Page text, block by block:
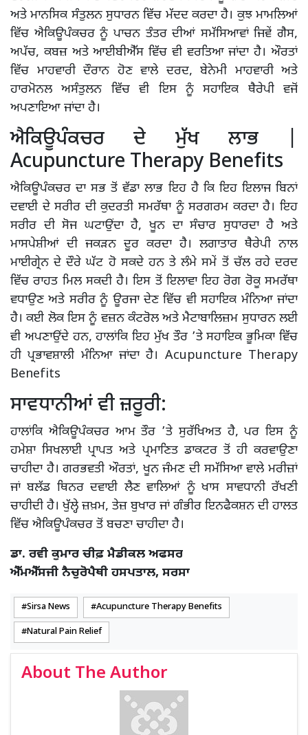
ਅਤੇ ਮਾਨਸਿਕ ਸੰਤੁਲਨ ਸੁਧਾਰਨ ਵਿੱਚ ਮੱਦਦ ਕਰਦਾ ਹੈ। ਕੁਝ ਮਾਮਲਿਆਂ
ਵਿੱਚ ਐਕਿਊਪੰਕਚਰ ਨੂੰ ਪਾਚਨ ਤੰਤਰ ਦੀਆਂ ਸਮੱਸਿਆਵਾਂ ਜਿਵੇਂ ਗੈਸ,
ਅਪੱਚ, ਕਬਜ਼ ਅਤੇ ਆਈਬੀਐੱਸ ਵਿੱਚ ਵੀ ਵਰਤਿਆ ਜਾਂਦਾ ਹੈ। ਔਰਤਾਂ
ਵਿੱਚ ਮਾਹਵਾਰੀ ਦੌਰਾਨ ਹੋਣ ਵਾਲੇ ਦਰਦ, ਬੇਨੇਮੀ ਮਾਹਵਾਰੀ ਅਤੇ
ਹਾਰਮੋਨਲ ਅਸੰਤੁਲਨ ਵਿੱਚ ਵੀ ਇਸ ਨੂੰ ਸਹਾਇਕ ਥੈਰੇਪੀ ਵਜੋਂ
ਅਪਣਾਇਆ ਜਾਂਦਾ ਹੈ।
ਐਕਿਊਪੰਕਚਰ ਦੇ ਮੁੱਖ ਲਾਭ |
Acupuncture Therapy Benefits
ਐਕਿਊਪੰਕਚਰ ਦਾ ਸਭ ਤੋਂ ਵੱਡਾ ਲਾਭ ਇਹ ਹੈ ਕਿ ਇਹ ਇਲਾਜ ਬਿਨਾਂ
ਦਵਾਈ ਦੇ ਸਰੀਰ ਦੀ ਕੁਦਰਤੀ ਸਮਰੱਥਾ ਨੂੰ ਸਰਗਰਮ ਕਰਦਾ ਹੈ। ਇਹ
ਸਰੀਰ ਦੀ ਸੋਜ ਘਟਾਉਂਦਾ ਹੈ, ਖੂਨ ਦਾ ਸੰਚਾਰ ਸੁਧਾਰਦਾ ਹੈ ਅਤੇ
ਮਾਸਪੇਸ਼ੀਆਂ ਦੀ ਜਕੜਨ ਦੂਰ ਕਰਦਾ ਹੈ। ਲਗਾਤਾਰ ਥੈਰੇਪੀ ਨਾਲ
ਮਾਈਗ੍ਰੇਨ ਦੇ ਦੌਰੇ ਘੱਟ ਹੋ ਸਕਦੇ ਹਨ ਤੇ ਲੰਮੇ ਸਮੇਂ ਤੋਂ ਚੱਲ ਰਹੇ ਦਰਦ
ਵਿੱਚ ਰਾਹਤ ਮਿਲ ਸਕਦੀ ਹੈ। ਇਸ ਤੋਂ ਇਲਾਵਾ ਇਹ ਰੋਗ ਰੋਕੂ ਸਮਰੱਥਾ
ਵਧਾਉਣ ਅਤੇ ਸਰੀਰ ਨੂੰ ਊਰਜਾ ਦੇਣ ਵਿੱਚ ਵੀ ਸਹਾਇਕ ਮੰਨਿਆ ਜਾਂਦਾ
ਹੈ। ਕਈ ਲੋਕ ਇਸ ਨੂੰ ਵਜ਼ਨ ਕੰਟਰੋਲ ਅਤੇ ਮੈਟਾਬਾਲਿਜ਼ਮ ਸੁਧਾਰਨ ਲਈ
ਵੀ ਅਪਣਾਉਂਦੇ ਹਨ, ਹਾਲਾਂਕਿ ਇਹ ਮੁੱਖ ਤੌਰ ’ਤੇ ਸਹਾਇਕ ਭੂਮਿਕਾ ਵਿੱਚ
ਹੀ ਪ੍ਰਭਾਵਸ਼ਾਲੀ ਮੰਨਿਆ ਜਾਂਦਾ ਹੈ। Acupuncture Therapy
Benefits
ਸਾਵਧਾਨੀਆਂ ਵੀ ਜ਼ਰੂਰੀ:
ਹਾਲਾਂਕਿ ਐਕਿਊਪੰਕਚਰ ਆਮ ਤੌਰ ’ਤੇ ਸੁਰੱਖਿਅਤ ਹੈ, ਪਰ ਇਸ ਨੂੰ
ਹਮੇਸ਼ਾ ਸਿਖਲਾਈ ਪ੍ਰਾਪਤ ਅਤੇ ਪ੍ਰਮਾਣਿਤ ਡਾਕਟਰ ਤੋਂ ਹੀ ਕਰਵਾਉਣਾ
ਚਾਹੀਦਾ ਹੈ। ਗਰਭਵਤੀ ਔਰਤਾਂ, ਖੂਨ ਜੰਮਣ ਦੀ ਸਮੱਸਿਆ ਵਾਲੇ ਮਰੀਜ਼ਾਂ
ਜਾਂ ਬਲੱਡ ਥਿਨਰ ਦਵਾਈ ਲੈਣ ਵਾਲਿਆਂ ਨੂੰ ਖਾਸ ਸਾਵਧਾਨੀ ਰੱਖਣੀ
ਚਾਹੀਦੀ ਹੈ। ਖੁੱਲ੍ਹੇ ਜ਼ਖ਼ਮ, ਤੇਜ਼ ਬੁਖਾਰ ਜਾਂ ਗੰਭੀਰ ਇਨਫੈਕਸ਼ਨ ਦੀ ਹਾਲਤ
ਵਿੱਚ ਐਕਿਊਪੰਕਚਰ ਤੋਂ ਬਚਣਾ ਚਾਹੀਦਾ ਹੈ।
ਡਾ. ਰਵੀ ਕੁਮਾਰ ਚੀਫ਼ ਮੈਡੀਕਲ ਅਫਸਰ
ਐੱਮਐੱਸਜੀ ਨੈਚੁਰੋਪੈਥੀ ਹਸਪਤਾਲ, ਸਰਸਾ
Sirsa News Acupuncture Therapy Benefits
Natural Pain Relief
About The Author